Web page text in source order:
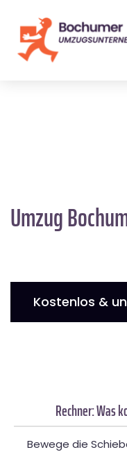
Umzug
Kostenlos &
Rechner: Was
Bewege die